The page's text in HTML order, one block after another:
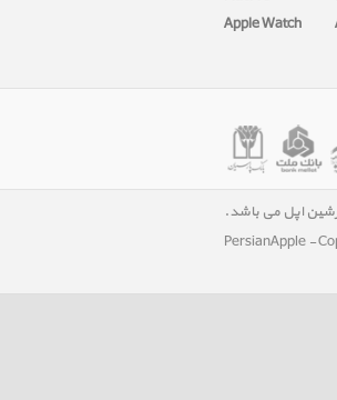
Apple Watch
اپل می باشد.
PersianApple -